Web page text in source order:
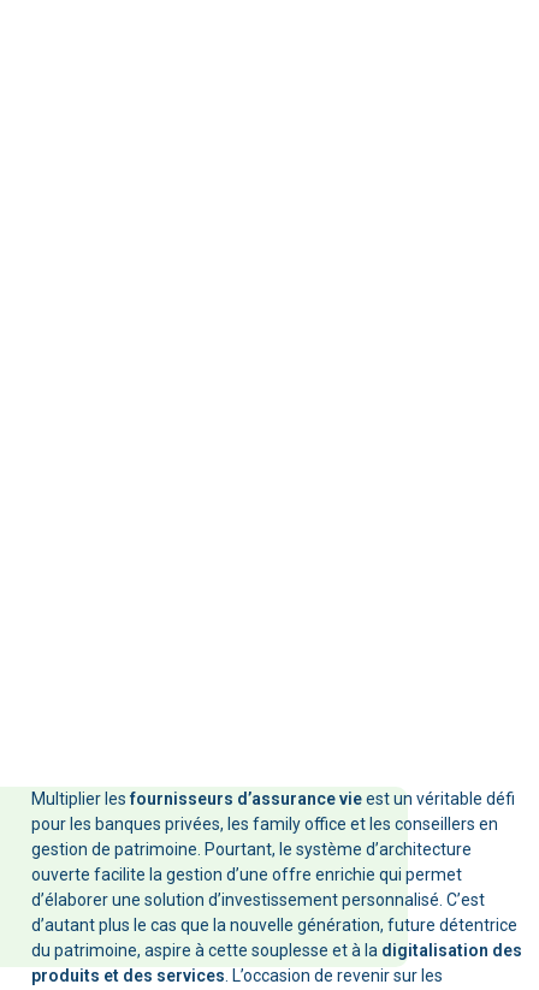
Multiplier lesfournisseurs d’assurance vieest un véritable défi
pour les banques privées, les family office et les conseillers en
gestion de patrimoine. Pourtant, le système d’architecture
ouverte facilite la gestion d’une offre enrichie qui permet
d’élaborer une solution d’investissement personnalisé. C’est
d’autant plus le cas que la nouvelle génération, future détentrice
du patrimoine, aspire à cette souplesse et à la digitalisation des
produits et des services. L’occasion de revenir sur les